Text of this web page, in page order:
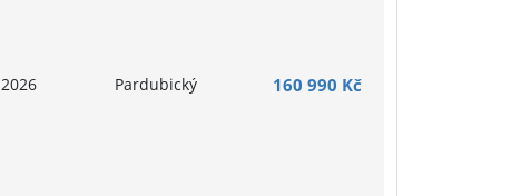
2026 Pardubický 160 990 Kč